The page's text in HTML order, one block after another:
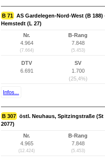
B 71 AS Gardelegen-Nord-West (B
Hemstedt (L 27)
Nr.
4.964
(7.664)
B-Rang
7.848
(5.453)
DTV
6.691
SV
1.700
(25,4%)
Infos...
B 307 östl. Neuhaus, Spitzingstraße
2077)
Nr.
4.965
(12.424)
B-Rang
7.848
(5.453)